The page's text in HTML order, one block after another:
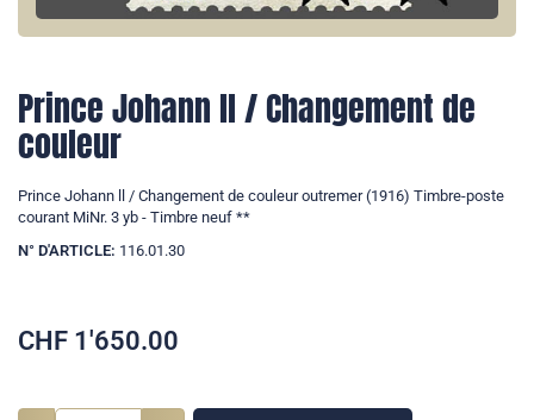
Prince Johann ll / Changement de
couleur
Prince Johann ll / Changement de couleur outremer (1916) Timbre-poste
courant MiNr. 3 yb - Timbre neuf **
N° D'ARTICLE: 116.01.30
CHF 1'650.00